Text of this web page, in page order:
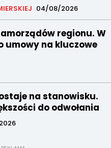
04/08/2026
regionu. W
umowy na kluczowe
na stanowisku.
do odwołania